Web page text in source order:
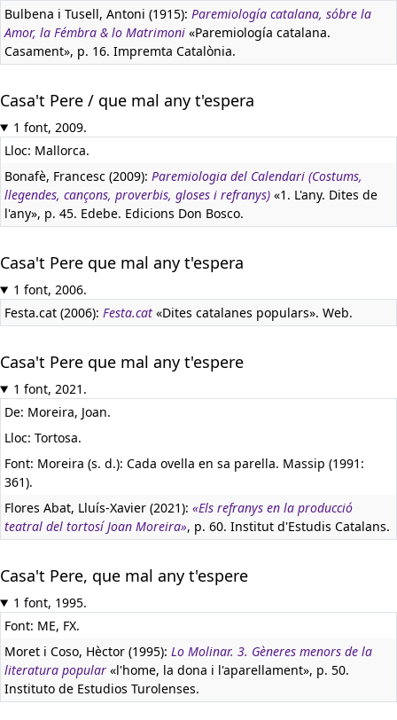
Bulbena i Tusell, Antoni (1915): Paremiología catalana, sóbre la
Amor, la Fémbra & lo Matrimoni «Paremiología catalana.
Casament», p. 16. Impremta Catalònia.
Casa't Pere / que mal any t'espera
1 font, 2009.
Lloc: Mallorca.
Bonafè, Francesc (2009): Paremiologia del Calendari (Costums,
llegendes, cançons, proverbis, gloses i refranys) «1. L'any. Dites de
l'any», p. 45. Edebe. Edicions Don Bosco.
Casa't Pere que mal any t'espera
1 font, 2006.
Festa.cat (2006): Festa.cat «Dites catalanes populars». Web.
Casa't Pere que mal any t'espere
1 font, 2021.
De: Moreira, Joan.
Lloc: Tortosa.
Font: Moreira (s. d.): Cada ovella en sa parella. Massip (1991:
361).
Flores Abat, Lluís-Xavier (2021): «Els refranys en la producció
teatral del tortosí Joan Moreira», p. 60. Institut d'Estudis Catalans.
Casa't Pere, que mal any t'espere
1 font, 1995.
Font: ME, FX.
Moret i Coso, Hèctor (1995): Lo Molinar. 3. Gèneres menors de la
literatura popular «l'home, la dona i l'aparellament», p. 50.
Instituto de Estudios Turolenses.